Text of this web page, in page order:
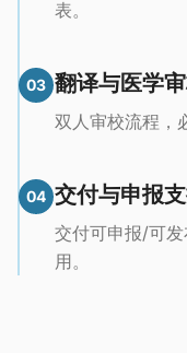
表。
03 翻译与医学
双人审校流程，
04 交付与申报
交付可申报/可
用。